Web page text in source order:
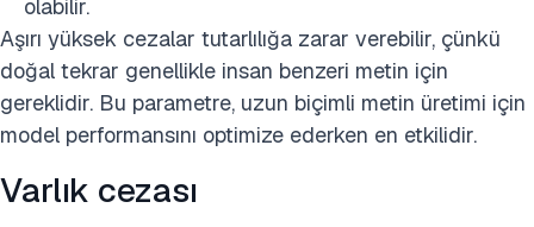
olabilir.
Aşırı yüksek cezalar tutarlılığa zarar verebilir, çünkü
doğal tekrar genellikle insan benzeri metin için
gereklidir. Bu parametre, uzun biçimli metin üretimi için
model performansını optimize ederken en etkilidir.
Varlık cezası